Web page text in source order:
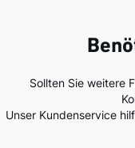
Sollten Sie weitere
Unser Kundenservice